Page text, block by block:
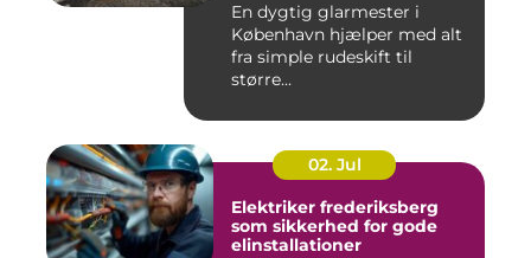
En dygtig glarmester i
København hjælper med alt
fra simple rudeskift til
større...
02. Jul
Elektriker frederiksberg
som sikkerhed for gode
elinstallationer